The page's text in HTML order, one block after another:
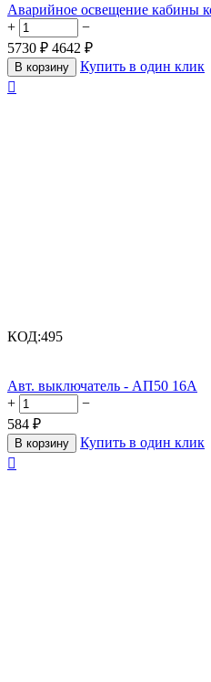
Аварийное освещение кабины
+
−
5730 ₽ 4642 ₽
В корзину
Купить в один клик

КОД:495
Авт. выключатель - АП50 16А
+
−
584 ₽
В корзину
Купить в один клик
